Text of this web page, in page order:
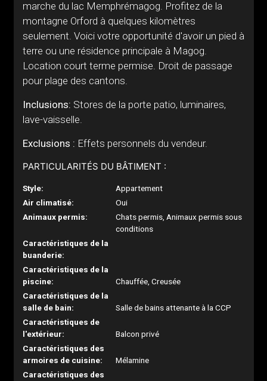
marche du lac Memphrémagog. Profitez de la
montagne Orford à quelques kilomètres
seulement. Voici votre opportunité d'avoir un pied à
terre ou une résidence principale à Magog.
Location court terme permise. Droit de passage
pour plage des cantons.
Inclusions: Stores de la porte patio, luminaires,
lave-vaisselle.
Exclusions : Effets personnels du vendeur.
PARTICULARITÉS DU BÂTIMENT :
Style:
Appartement
Air climatisé:
Oui
Animaux permis:
Chats permis, Animaux permis sous
conditions
Caractéristiques de la
buanderie:
Caractéristiques de la
piscine:
Chauffée, Creusée
Caractéristiques de la
salle de bain:
Salle de bains attenante à la CCP
Caractéristiques de
l'extérieur:
Balcon privé
Caractéristiques des
armoires de cuisine:
Mélamine
Caractéristiques des